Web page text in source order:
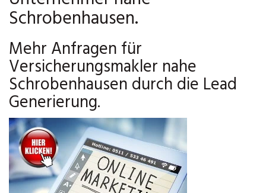
Schrobenhausen.
Mehr Anfragen für
Versicherungsmakler nahe
Schrobenhausen durch die Lead
Generierung.